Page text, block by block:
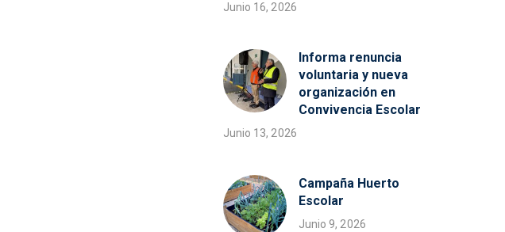
Junio 16, 2026
Informa renuncia
voluntaria y nueva
organización en
Convivencia Escolar
Junio 13, 2026
Campaña Huerto
Escolar
Junio 9, 2026